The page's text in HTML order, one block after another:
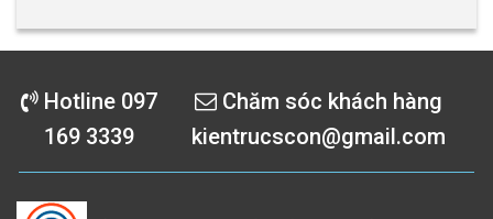
Hotline 097
169 3339
Chăm sóc khách hàng
kientrucscon@gmail.com